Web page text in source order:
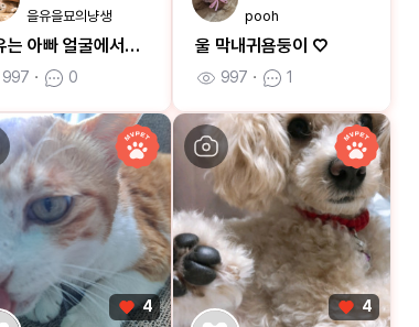
을유을묘의냥생
을유는 아빠 얼굴에서만 잠이 와요
997 ㆍ 0
pooh
울 막내귀욤둥이 ♡
997 ㆍ 1
4 4